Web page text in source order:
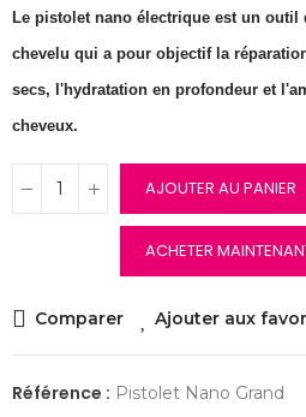
Le pistolet nano électrique est un outil
chevelu qui a pour objectif la
secs, l'hydratation en profondeur et
cheveux.
AJOUTER AU PANIER
ACHETER
Comparer Ajouter aux
Référence : Pistolet Nano Grand